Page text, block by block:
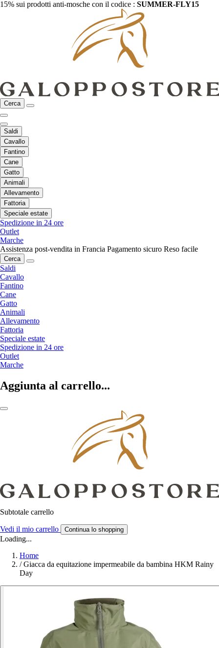
15% sui prodotti anti-mosche con il codice : SUMMER-FLY15
Cerca
Saldi
Cavallo
Fantino
Cane
Gatto
Animali
Allevamento
Fattoria
Speciale estate
Spedizione in 24 ore
Outlet
Marche
Assistenza post-vendita in Francia Pagamento sicuro Reso facile
Cerca
Saldi
Cavallo
Fantino
Cane
Gatto
Animali
Allevamento
Fattoria
Speciale estate
Spedizione in 24 ore
Outlet
Marche
Aggiunta al carrello...
Subtotale carrello
Vedi il mio carrello Continua lo shopping
Loading...
Home
/ Giacca da equitazione impermeabile da bambina HKM Rainy
Day